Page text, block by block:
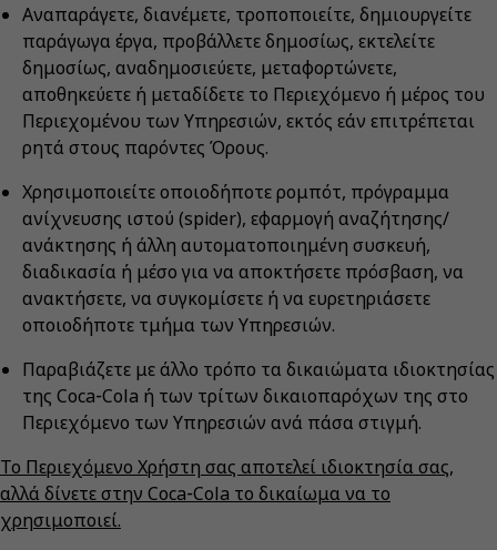
Αναπαράγετε, διανέμετε, τροποποιείτε, δημιουργείτε
παράγωγα έργα, προβάλλετε δημοσίως, εκτελείτε
δημοσίως, αναδημοσιεύετε, μεταφορτώνετε,
αποθηκεύετε ή μεταδίδετε το Περιεχόμενο ή μέρος του
Περιεχομένου των Υπηρεσιών, εκτός εάν επιτρέπεται
ρητά στους παρόντες Όρους.
Χρησιμοποιείτε οποιοδήποτε ρομπότ, πρόγραμμα
ανίχνευσης ιστού (spider), εφαρμογή αναζήτησης/
ανάκτησης ή άλλη αυτοματοποιημένη συσκευή,
διαδικασία ή μέσο για να αποκτήσετε πρόσβαση, να
ανακτήσετε, να συγκομίσετε ή να ευρετηριάσετε
οποιοδήποτε τμήμα των Υπηρεσιών.
Παραβιάζετε με άλλο τρόπο τα δικαιώματα ιδιοκτησίας
της Coca‑Cola ή των τρίτων δικαιοπαρόχων της στο
Περιεχόμενο των Υπηρεσιών ανά πάσα στιγμή.
Το Περιεχόμενο Χρήστη σας αποτελεί ιδιοκτησία σας,
αλλά δίνετε στην Coca‑Cola το δικαίωμα να το
χρησιμοποιεί.